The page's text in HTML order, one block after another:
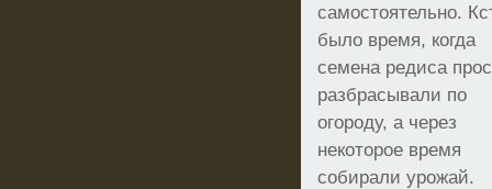
самостоятельно.
было время, когда
семена редиса
разбрасывали по
огороду, а через
некоторое время
собирали урожай.